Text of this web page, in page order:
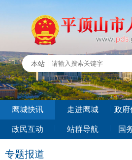
鹰城快讯 走进鹰城 政府
政民互动 站群导航 国
专题报道